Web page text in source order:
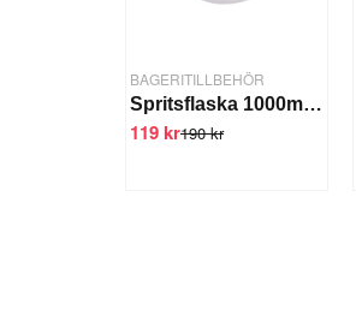
BAGERITILLBEHÖR
Spritsflaska 1000ml, 3-delad
190 kr
119 kr